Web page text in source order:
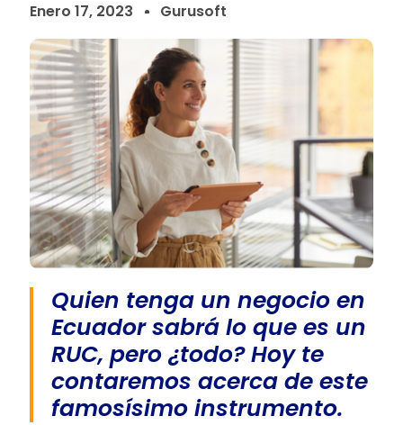
Enero 17, 2023 Gurusoft
Quien tenga un negocio en
Ecuador sabrá lo que es un
RUC, pero ¿todo? Hoy te
contaremos acerca de este
famosísimo instrumento.